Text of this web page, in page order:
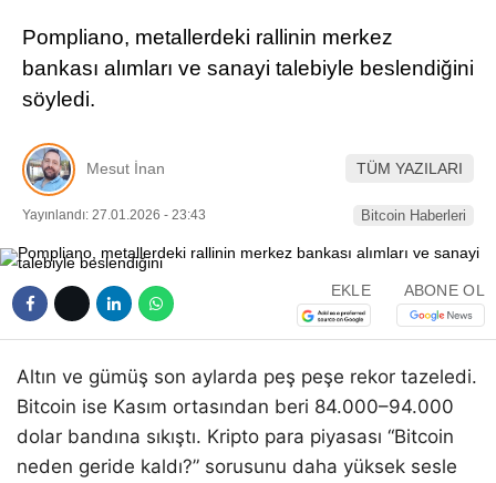
LinkedIn
Pompliano, metallerdeki rallinin merkez
bankası alımları ve sanayi talebiyle beslendiğini
söyledi.
Mesut İnan TÜM YAZILARI
Yayınlandı: 27.01.2026 - 23:43 Bitcoin Haberleri
EKLE ABONE OL
Altın ve gümüş son aylarda peş peşe rekor tazeledi.
Bitcoin ise Kasım ortasından beri 84.000–94.000
dolar bandına sıkıştı. Kripto para piyasası “Bitcoin
neden geride kaldı?” sorusunu daha yüksek sesle